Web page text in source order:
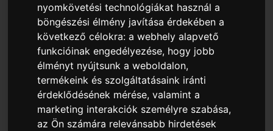
nyomkövetési technológiákat használ a
böngészési élmény javítása érdekében a
következő célokra:a webhely alapvető
funkcióinak engedélyezése, hogy jobb
élményt nyújtsunk a weboldalon,
termékeink és szolgáltatásaink iránti
érdeklődésének mérése, valamint a
marketing interakciók személyre szabása,
az Ön számára relevánsabb hirdetések
210m2 4 2 710m2